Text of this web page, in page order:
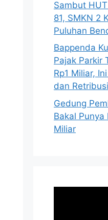
Sambut
81, SMKN 2
Puluhan
Bappenda
Pajak Parkir
Rp1 Miliar,
dan
Gedung
Bakal Punya
Miliar